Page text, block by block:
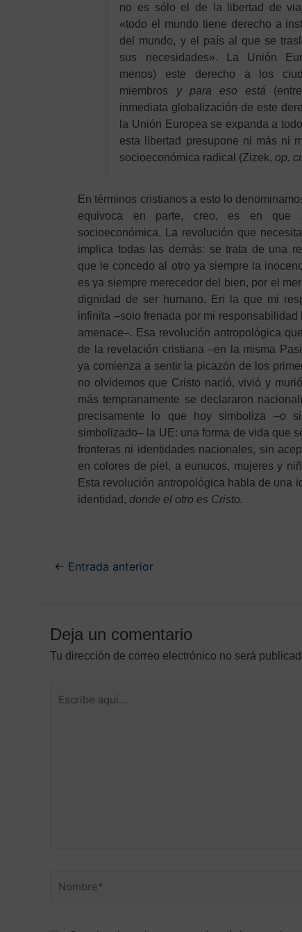
no es sólo el de la libertad de
«todo el mundo tiene derecho a
del mundo, y el país al que se
sus necesidades». La Unión
menos) este derecho a los
miembros y para eso está
inmediata globalización de este
la Unión Europea se expanda a
esta libertad presupone ni más ni
socioeconómica radical (Zizek,op.
En términos cristianos a esto lo
equivoca en parte, creo, es en que
socioeconómica. La revolución que
implica todas las demás: se trata de una
que le concedo al otro ya siempre la
es ya siempre merecedor del bien, por el
dignidad de ser humano. En la que mi
infinita –solo frenada por mi
amenace–. Esa revolución antropológica
de la revelación cristiana –en la misma
ya comienza a sentir la picazón de los
no olvidemos que Cristo nació, vivió y
más tempranamente se declararon
precisamente lo que hoy simboliza –o
simbolizado– la UE: una forma de vida que
fronteras ni identidades nacionales, sin
en colores de piel, a eunucos, mujeres y
Esta revolución antropológica habla de una
identidad, donde el otro es Cristo.
← Entrada anterior
Deja un comentario
Tu dirección de correo electrónico no será